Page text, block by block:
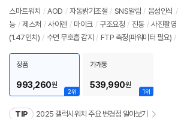
스마트워치 / AOD / 자동밝기조절 / SNS알림 / 음성인식 /
능 / 제스처 / 사이렌 / 마이크 / 구조요청 / 진동 / 사진촬영
(1.47인치) / 수면 무호흡 감지 / FTP 측정(파워미터 필요) /
2위
정품
993,260원
1위
가개통
539,990원
TIP 2025 갤럭시워치 주요 변경점 알아보기